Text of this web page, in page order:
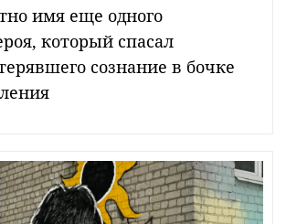
имя еще одного
который спасал
сознание в бочке